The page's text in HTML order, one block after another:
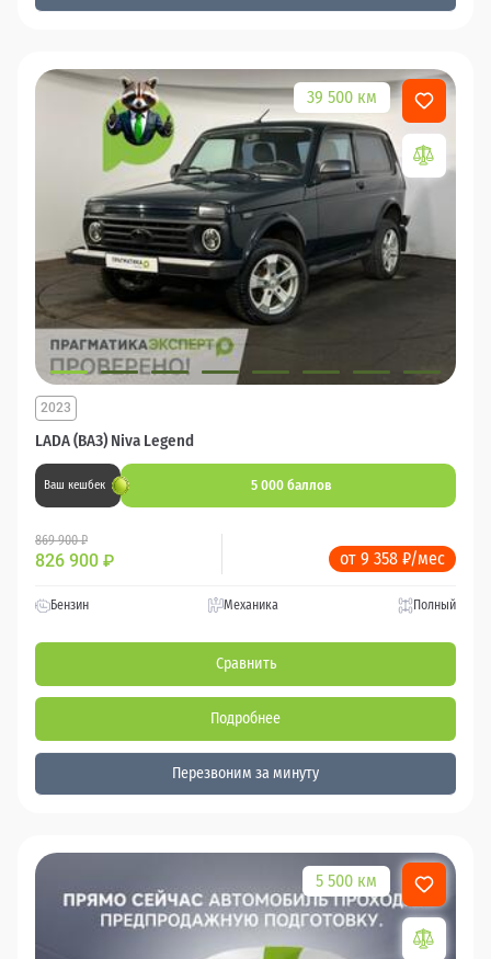
39 500 км
LADA (ВАЗ) Niva Legend
2023
Ваш кешбек 5 000 баллов
869 900 ₽
826 900 ₽ от 9 358 ₽/мес
Бензин Механика Полный
Сравнить
Подробнее
Перезвоним за минуту
5 500 км